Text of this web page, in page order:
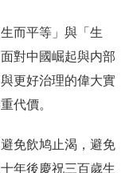
而平等」與「生
對中國崛起與内部
更好治理的偉大實
代價。
免飲鸠止渴，避免
年後慶祝三百歲生